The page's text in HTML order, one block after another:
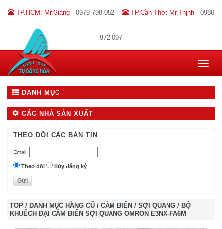
TP.HCM: Mr.Giang - 0979 798 052 TP.Cần Thơ: Mr.Thịnh - 0986
972 097
Toggle
DANH MỤC
CÁC NHÀ SẢN XUẤT
THEO DÕI CÁC BẢN TIN
Email:
Theo dõi Hủy đăng ký
TOP / DANH MỤC HÀNG CŨ / CẢM BIẾN / SỢI QUANG / BỘ
KHUẾCH ĐẠI CẢM BIẾN SỢI QUANG OMRON E3NX-FA6M